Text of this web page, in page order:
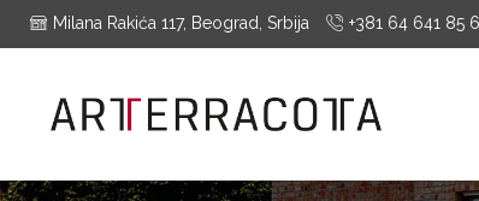
Milana Rakića 117, Beograd, Srbija +381 64 641 85
Montrieux, Engels Baksteen, ABC-Klinkergruppe, Cotto